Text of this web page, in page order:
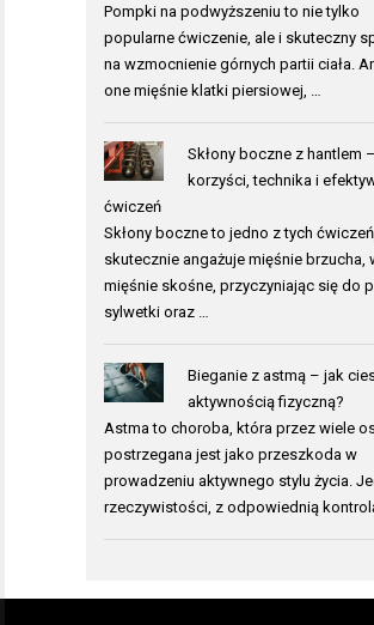
Pompki na podwyższeniu to nie tylko
popularne ćwiczenie, ale i skuteczny
na wzmocnienie górnych partii ciała.
one mięśnie klatki piersiowej, …
Skłony boczne z hantlem –
korzyści, technika i
ćwiczeń
Skłony boczne to jedno z tych
skutecznie angażuje mięśnie brzucha,
mięśnie skośne, przyczyniając się do
sylwetki oraz …
Bieganie z astmą – jak
aktywnością fizyczną?
Astma to choroba, która przez wiele
postrzegana jest jako przeszkoda w
prowadzeniu aktywnego stylu życia.
rzeczywistości, z odpowiednią